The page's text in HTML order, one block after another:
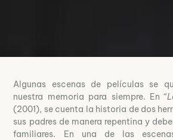
Algunas escenas de películas se
nuestra memoria para siempre. En “
(2001), se cuenta la historia de dos
sus padres de manera repentina y
familiares. En una de las